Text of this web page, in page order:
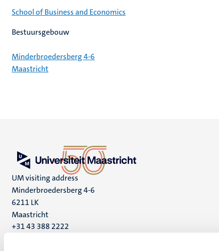
School of Business and Economics
Bestuursgebouw
Minderbroedersberg 4-6
Maastricht
UM visiting address
Minderbroedersberg 4-6
6211 LK
Maastricht
+31 43 388 2222